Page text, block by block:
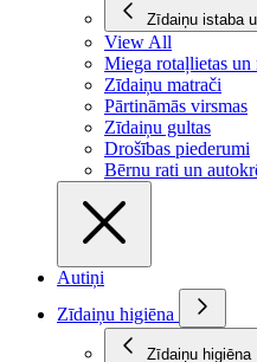
Zīdaiņu istaba
View All
Miega rotaļlietas un
Zīdaiņu matrači
Pārtināmās virsmas
Zīdaiņu gultas
Drošības piederumi
Bērnu rati un
Autiņi
Zīdaiņu higiēna
Zīdaiņu higiēna